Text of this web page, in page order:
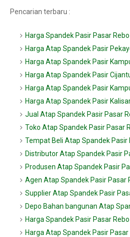
Pencarian terbaru :
Harga Spandek Pasir Pasar Rebo
Harga Atap Spandek Pasir
Harga Atap Spandek Pasir
Harga Atap Spandek Pasir
Harga Atap Spandek Pasir
Harga Atap Spandek Pasir
Jual Atap Spandek Pasir Pasar
Toko Atap Spandek Pasir Pasar
Tempat Beli Atap Spandek Pasir
Distributor Atap Spandek Pasir
Produsen Atap Spandek Pasir
Agen Atap Spandek Pasir Pasar
Supplier Atap Spandek Pasir
Depo Bahan bangunan Atap
Harga Spandek Pasir Pasar
Harga Atap Spandek Pasir